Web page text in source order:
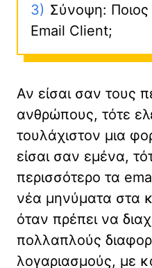
3) Σύνοψη: Ποιος
Email Client;
Αν είσαι σαν τους
ανθρώπους, τότε
τουλάχιστον μια
είσαι σαν εμένα,
περισσότερο τα
νέα μηνύματα στα
όταν πρέπει να
πολλαπλούς
λογαριασμούς, με